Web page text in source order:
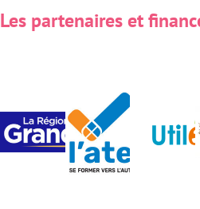
Les partenaires et